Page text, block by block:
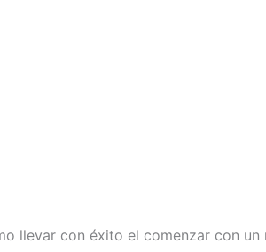
llevar con éxito el comenzar con un